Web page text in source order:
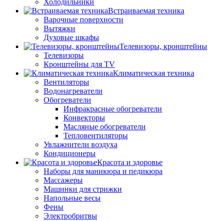
Встраиваемая техника
Варочные поверхности
Вытяжки
Духовые шкафы
Телевизоры, кронштейны
Телевизоры
Кронштейны для TV
Климатическая техника
Вентиляторы
Водонагреватели
Обогреватели
Инфракрасные обогреватели
Конвекторы
Масляные обогреватели
Тепловентиляторы
Увлажнители воздуха
Кондиционеры
Красота и здоровье
Наборы для маникюра и педикюра
Массажеры
Машинки для стрижки
Напольные весы
Фены
Электробритвы